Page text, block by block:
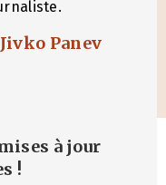
Jivko Panev
à jour
!